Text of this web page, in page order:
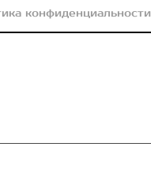
конфиденциальности